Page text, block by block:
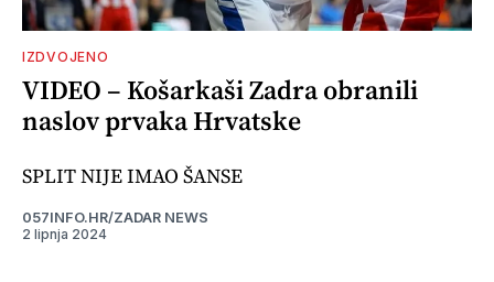
IZDVOJENO
VIDEO – Košarkaši Zadra obranili
naslov prvaka Hrvatske
SPLIT NIJE IMAO ŠANSE
057INFO.HR/ZADAR NEWS
2 lipnja 2024